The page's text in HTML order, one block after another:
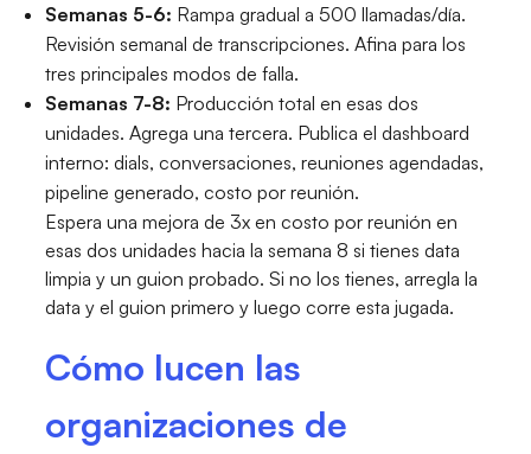
Semanas 5-6: Rampa gradual a 500 llamadas/día.
Revisión semanal de transcripciones. Afina para los
tres principales modos de falla.
Semanas 7-8: Producción total en esas dos
unidades. Agrega una tercera. Publica el dashboard
interno: dials, conversaciones, reuniones agendadas,
pipeline generado, costo por reunión.
Espera una mejora de 3x en costo por reunión en
esas dos unidades hacia la semana 8 si tienes data
limpia y un guion probado. Si no los tienes, arregla la
data y el guion primero y luego corre esta jugada.
Cómo lucen las
organizaciones de